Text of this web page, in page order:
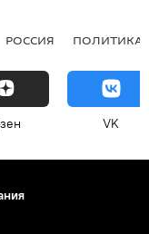
РОССИЯ ПОЛИТИКА
VK